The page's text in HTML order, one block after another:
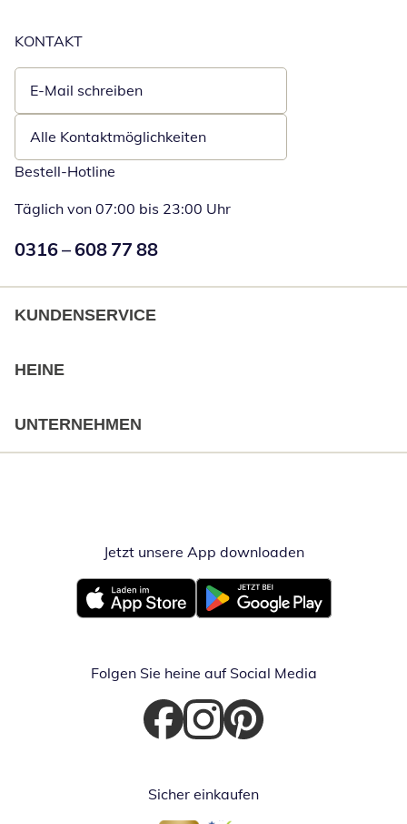
KONTAKT
E-Mail schreiben
Öffnet E-Mail-Client
Alle Kontaktmöglichkeiten
Bestell-Hotline
Täglich von 07:00 bis 23:00 Uhr
Numéro de téléphone:
0316 – 608 77 88
KUNDENSERVICE
HEINE
UNTERNEHMEN
Jetzt unsere App downloadenÖffnet in
Öffnet in neuem FensterÖffnet in neuem Fenster
Folgen Sie heine auf Social Media
Öffnet in neuem Fenster
Öffnet in neuem Fenster
Öffnet in neuem Fenster
Sicher einkaufen